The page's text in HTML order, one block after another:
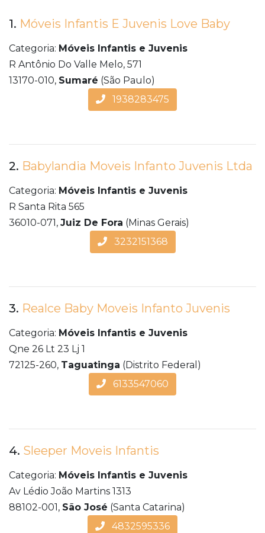
1. Móveis Infantis E Juvenis Love Baby
Categoria: Móveis Infantis e Juvenis
R Antônio Do Valle Melo, 571
13170-010, Sumaré (São Paulo)
1938283475
2. Babylandia Moveis Infanto Juvenis Ltda
Categoria: Móveis Infantis e Juvenis
R Santa Rita 565
36010-071, Juiz De Fora (Minas Gerais)
3232151368
3. Realce Baby Moveis Infanto Juvenis
Categoria: Móveis Infantis e Juvenis
Qne 26 Lt 23 Lj 1
72125-260, Taguatinga (Distrito Federal)
6133547060
4. Sleeper Moveis Infantis
Categoria: Móveis Infantis e Juvenis
Av Lédio João Martins 1313
88102-001, São José (Santa Catarina)
4832595336